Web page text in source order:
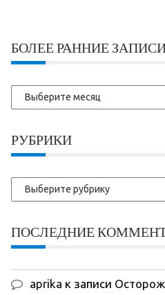
БОЛЕЕ РАННИЕ
Более
ранние
РУБРИКИ
Рубрики
ПОСЛЕДНИЕ
aprika к записи